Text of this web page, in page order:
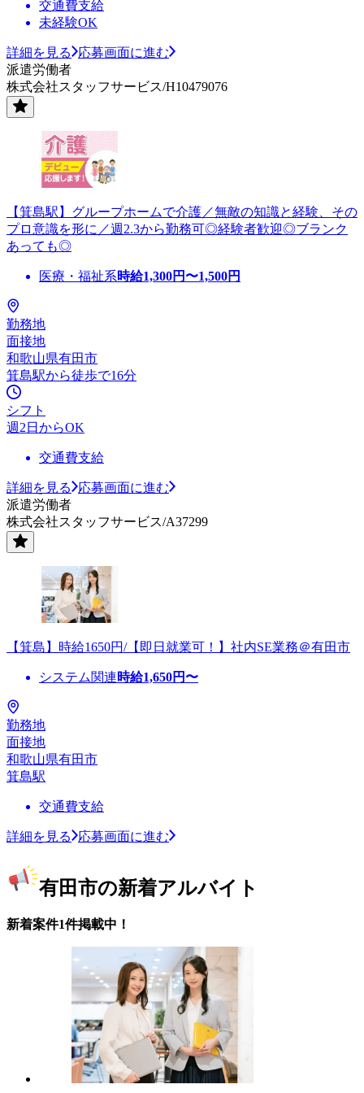
交通費支給
未経験OK
詳細を見る
応募画面に進む
派遣労働者
株式会社スタッフサービス/H10479076
【箕島駅】グループホームで介護／無敵の知識と経験、その
プロ意識を形に／週2.3から勤務可◎経験者歓迎◎ブランク
あっても◎
医療・福祉系時給1,300円〜1,500円
勤務地
面接地
和歌山県有田市
箕島駅から徒歩で16分
シフト
週2日からOK
交通費支給
詳細を見る
応募画面に進む
派遣労働者
株式会社スタッフサービス/A37299
【箕島】時給1650円/【即日就業可！】社内SE業務＠有田市
システム関連時給1,650円〜
勤務地
面接地
和歌山県有田市
箕島駅
交通費支給
詳細を見る 応募画面に進む
有田市の新着アルバイト
新着案件1件掲載中！